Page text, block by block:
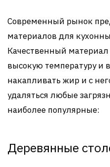
Современный рынок
материалов для
Качественный
высокую температуру и
накапливать жир и с
удаляться любые
наиболее популярные:
Деревянные